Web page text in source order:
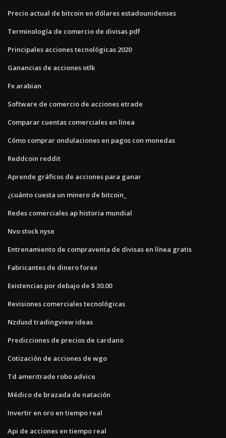
Precio actual de bitcoin en dólares estadounidenses
Terminología de comercio de divisas pdf
Principales acciones tecnológicas 2020
Ganancias de acciones otlk
Fx arabian
Software de comercio de acciones etrade
Comparar cuentas comerciales en línea
Cómo comprar ondulaciones en pagos con monedas
Reddcoin reddit
Aprende gráficos de acciones para ganar
¿cuánto cuesta un minero de bitcoin_
Redes comerciales ap historia mundial
Nvo stock nyse
Entrenamiento de compraventa de divisas en línea gratis
Fabricantes de dinero forex
Existencias por debajo de $ 30.00
Revisiones comerciales tecnológicas
Nzdusd tradingview ideas
Predicciones de precios de cardano
Cotización de acciones de wgo
Td ameritrade robo advice
Médico de brazada de natación
Invertir en oro en tiempo real
Api de acciones en tiempo real